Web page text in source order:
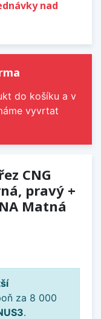
nad
do košíku a v
vyvrtat
CNG
pravý +
Matná
za 8 000
.